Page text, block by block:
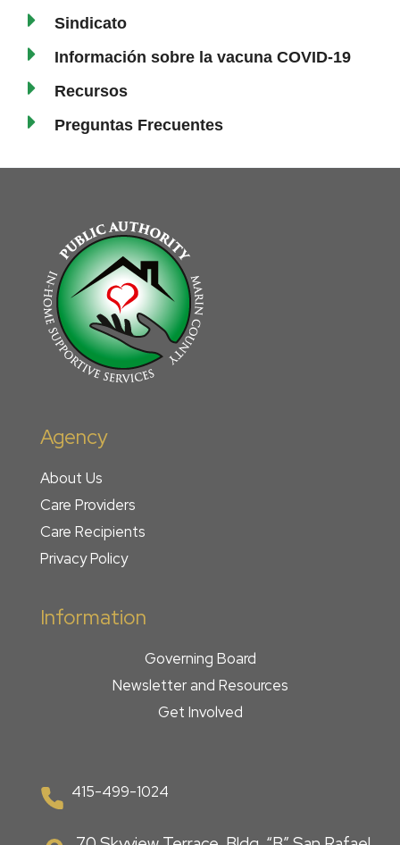
Sindicato
Información sobre la vacuna COVID-19
Recursos
Preguntas Frecuentes
Agency
About Us
Care Providers
Care Recipients
Privacy Policy
Information
Governing Board
Newsletter and Resources
Get Involved
415-499-1024